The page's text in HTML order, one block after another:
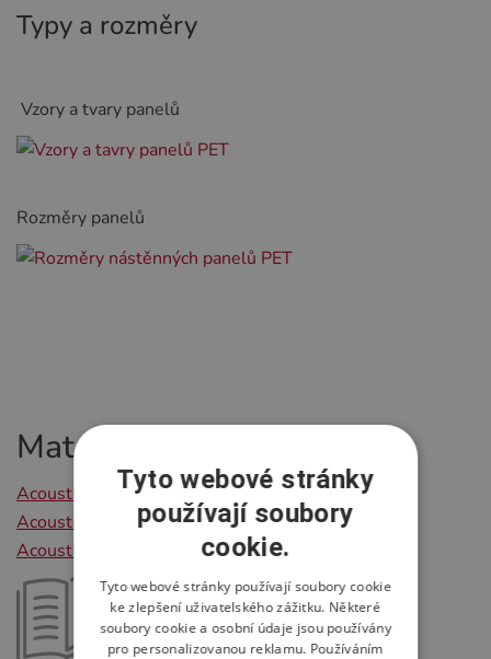
Typy a rozměry
Vzory a tvary panelů
Rozměry panelů
Materiály ke stažení
Acoustic PET - katalog
Acoustic PET - technický popis
Acoustic PET - vzorník materiálů
Tyto webové stránky
používají soubory
cookie.
Tyto webové stránky používají soubory cookie
ke zlepšení uživatelského zážitku. Některé
soubory cookie a osobní údaje jsou používány
pro personalizovanou reklamu. Používáním